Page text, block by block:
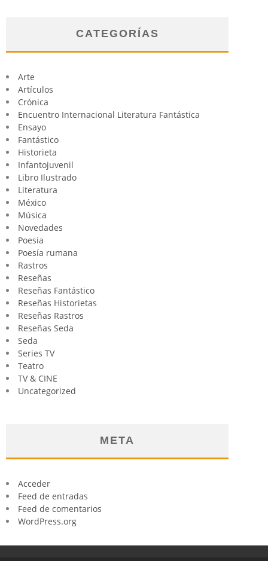
CATEGORÍAS
Arte
Artículos
Crónica
Encuentro Internacional Literatura Fantástica
Ensayo
Fantástico
Historieta
Infantojuvenil
Libro Ilustrado
Literatura
México
Música
Novedades
Poesia
Poesía rumana
Rastros
Reseñas
Reseñas Fantástico
Reseñas Historietas
Reseñas Rastros
Reseñas Seda
Seda
Series TV
Teatro
TV & CINE
Uncategorized
META
Acceder
Feed de entradas
Feed de comentarios
WordPress.org